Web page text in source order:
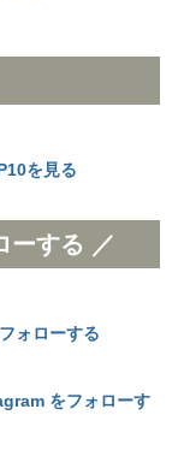
を見る
ーする ／
ォローする
をフォローす